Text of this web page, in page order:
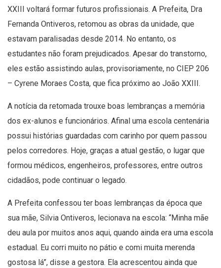
XXIII voltará formar futuros profissionais. A Prefeita, Dra
Fernanda Ontiveros, retomou as obras da unidade, que
estavam paralisadas desde 2014. No entanto, os
estudantes não foram prejudicados. Apesar do transtorno,
eles estão assistindo aulas, provisoriamente, no CIEP 206
– Cyrene Moraes Costa, que fica próximo ao João XXIII.
A notícia da retomada trouxe boas lembranças a memória
dos ex-alunos e funcionários. Afinal uma escola centenária
possui histórias guardadas com carinho por quem passou
pelos corredores. Hoje, graças a atual gestão, o lugar que
formou médicos, engenheiros, professores, entre outros
cidadãos, pode continuar o legado.
A Prefeita confessou ter boas lembranças da época que
sua mãe, Silvia Ontiveros, lecionava na escola: “Minha mãe
deu aula por muitos anos aqui, quando ainda era uma escola
estadual. Eu corri muito no pátio e comi muita merenda
gostosa lá”, disse a gestora. Ela acrescentou ainda que